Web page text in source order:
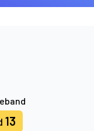
13